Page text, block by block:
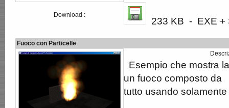
Download :
233 KB - EXE +
Fuoco con Particelle
Esempio che mostra
un fuoco composto da
tutto usando